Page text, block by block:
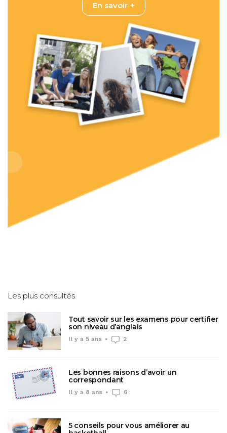
En savoir +
Les plus consultés
Tout savoir sur les examens pour certifier
son niveau d’anglais
Il y a 5 ans 2
Les bonnes raisons d’avoir un
correspondant
Il y a 8 ans 6
5 conseils pour vous améliorer au